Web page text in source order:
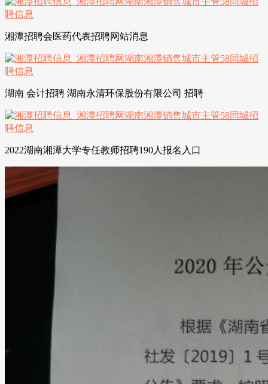
湘潭招聘会医药代表招聘网站消息
湖南 会计招聘 湖南永清环保股份有限公司 招聘
2022湖南湘潭大学专任教师招聘190人报名入口